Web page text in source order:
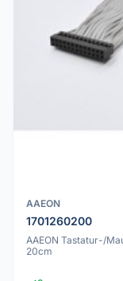
AAEON
1701260200
AAEON Tastatur-/
20cm